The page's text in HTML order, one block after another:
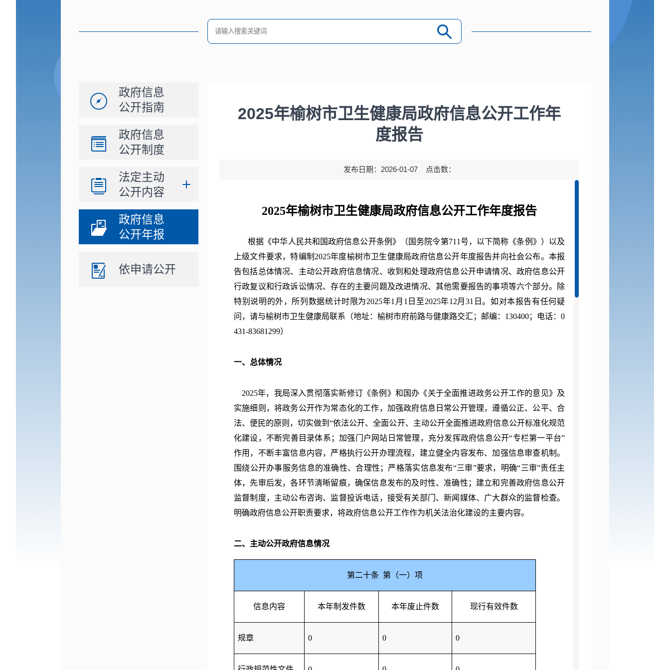
政府信息
公开指南
政府信息
公开制度
法定主动
公开内容
政府信息
公开年报
依申请公开
2025年榆树市卫生健康局政府信息公开工作年
度报告
发布日期：2026-01-07 点击数：
2025年榆树市卫生健康局政府信息公开工作年度报告
根据《中华人民共和国政府信息公开条例》（国务院令第711号，以下简称《条例》）以及
上级文件要求，特编制 2025年度榆树市卫生健康局政府信息公开年度报告并向社会公布。本报
告包括总体情况、主动公开政府信息情况、收到和处理政府信息公开申请情况、政府信息公开
行政复议和行政诉讼情况、存在的主要问题及改进情况、其他需要报告的事项等六个部分。除
特别说明的外，所列数据统计时限为2025年1月1日至2025年12月31日。如对本报告有任何疑
问，请与榆树市卫生健康局联系（地址：榆树市府前路与健康路交汇；邮编：130400；电话：0
431-83681299）
一、总体情况
2025年，我局深入贯彻落实新修订《条例》和国办《关于全面推进政务公开工作的意见》及
实施细则，将政务公开作为常态化的工作，加强政府信息日常公开管理，遵循公正、公平、合
法、便民的原则，切实做到“依法公开、全面公开、主动公开全面推进政府信息公开标准化规范
化建设，不断完善目录体系 ； 加强门户网站日常管理，充分发挥政府信息公开“专栏第一平台”
作用，不断丰富信息内容，严格执行公开办理流程，建立健全内容发布、加强信息审查机制。
围绕公开办事服务信息的准确性、合理性 ； 严格落实信息发布“三审”要求，明确“三审”责任主
体，先审后发，各环节清晰留痕，确保信息发布的及时性、准确性 ； 建立和完善政府信息公开
监督制度，主动公布咨询、监督投诉电话，接受有关部门、新闻媒体、广大群众的监督检查。
明确政府信息公开职责要求，将政府信息公开工作作为机关法治化建设的主要内容。
二、主动公开政府信息情况
第二十条 第（一）项
信息内容 本年制发件数 本年废止件数 现行有效件数
规章 0 0 0